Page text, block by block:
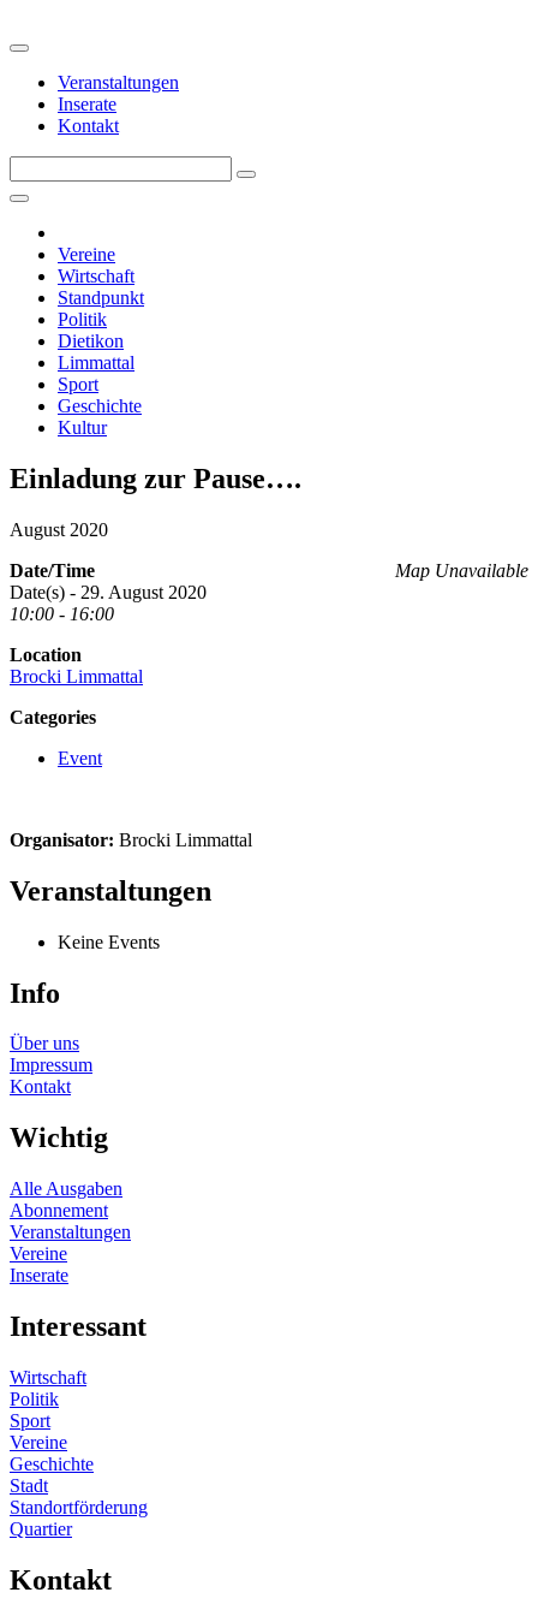
Veranstaltungen
Inserate
Kontakt
Vereine
Wirtschaft
Standpunkt
Politik
Dietikon
Limmattal
Sport
Geschichte
Kultur
Einladung zur Pause….
August 2020
Map Unavailable
Date/Time
Date(s) - 29. August 2020
10:00 - 16:00
Location
Brocki Limmattal
Categories
Event
Organisator: Brocki Limmattal
Veranstaltungen
Keine Events
Info
Über uns
Impressum
Kontakt
Wichtig
Alle Ausgaben
Abonnement
Veranstaltungen
Vereine
Inserate
Interessant
Wirtschaft
Politik
Sport
Vereine
Geschichte
Stadt
Standortförderung
Quartier
Kontakt